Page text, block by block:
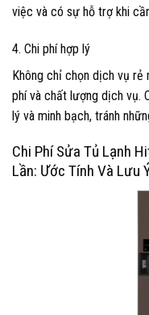
việc và có sự hỗ trợ khi
4. Chi phí hợp lý
Không chỉ chọn dịch vụ
phí và chất lượng dịch vụ.
lý và minh bạch, tránh
Chi Phí Sửa Tủ Lạnh
Lần: Ước Tính Và Lưu